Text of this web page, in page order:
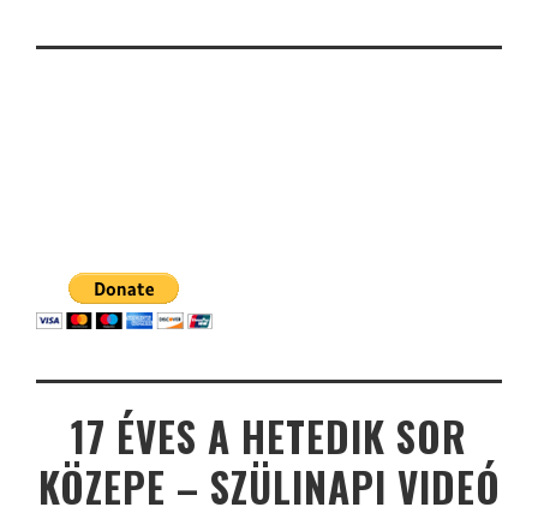
17 ÉVES A HETEDIK SOR
KÖZEPE – SZÜLINAPI VIDEÓ